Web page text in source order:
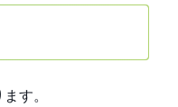
す。